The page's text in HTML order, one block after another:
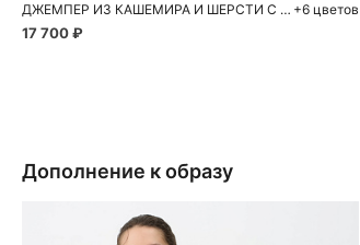
ДЖЕМПЕР ИЗ КАШЕМИРА И ШЕРСТИ С ВОРОТНИКОМ ПОЛО
17 700 ₽
+6 цветов
Дополнение к образу